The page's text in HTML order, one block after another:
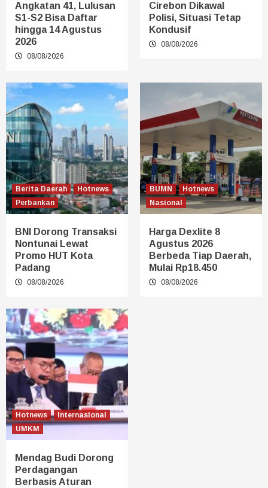
Angkatan 41, Lulusan
S1-S2 Bisa Daftar
hingga 14 Agustus
2026
08/08/2026
Cirebon Dikawal
Polisi, Situasi Tetap
Kondusif
08/08/2026
Berita Daerah
Hotnews
Perbankan
BNI Dorong Transaksi
Nontunai Lewat
Promo HUT Kota
Padang
08/08/2026
BUMN
Hotnews
Nasional
Harga Dexlite 8
Agustus 2026
Berbeda Tiap Daerah,
Mulai Rp18.450
08/08/2026
Hotnews
Internasional
UMKM
Mendag Budi Dorong
Perdagangan
Berbasis Aturan